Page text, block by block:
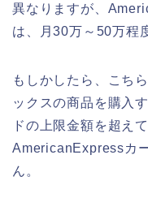
異なりますが、
は、月30万～50万程
もしかしたら、こち
ックスの商品を購入
ドの上限金額を超え
AmericanExpressカ
ん。